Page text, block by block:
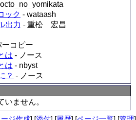
ック - wataash
出力 - 重松 宏昌
ーコピー
は - ノース
は - nbyst
？ - ノース
いません。